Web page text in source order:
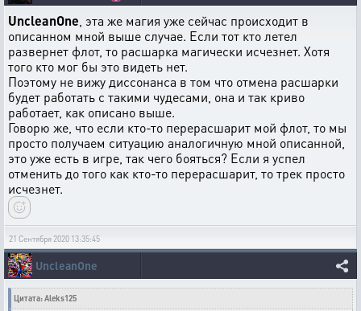
UncleanOne , эта же магия уже сейчас происходит в
описанном мной выше случае. Если тот кто летел
развернет флот, то расшарка магически исчезнет. Хотя
того кто мог бы это видеть нет.
Поэтому не вижу диссонанса в том что отмена расшарки
будет работать с такими чудесами, она и так криво
работает, как описано выше.
Говорю же, что если кто-то перерасшарит мой флот, то мы
просто получаем ситуацию аналогичную мной описанной,
это уже есть в игре, так чего бояться? Если я успел
отменить до того как кто-то перерасшарит, то трек просто
исчезнет.
21 Сентября 2020 13:35:45
UncleanOne
Цитата: Aleks125